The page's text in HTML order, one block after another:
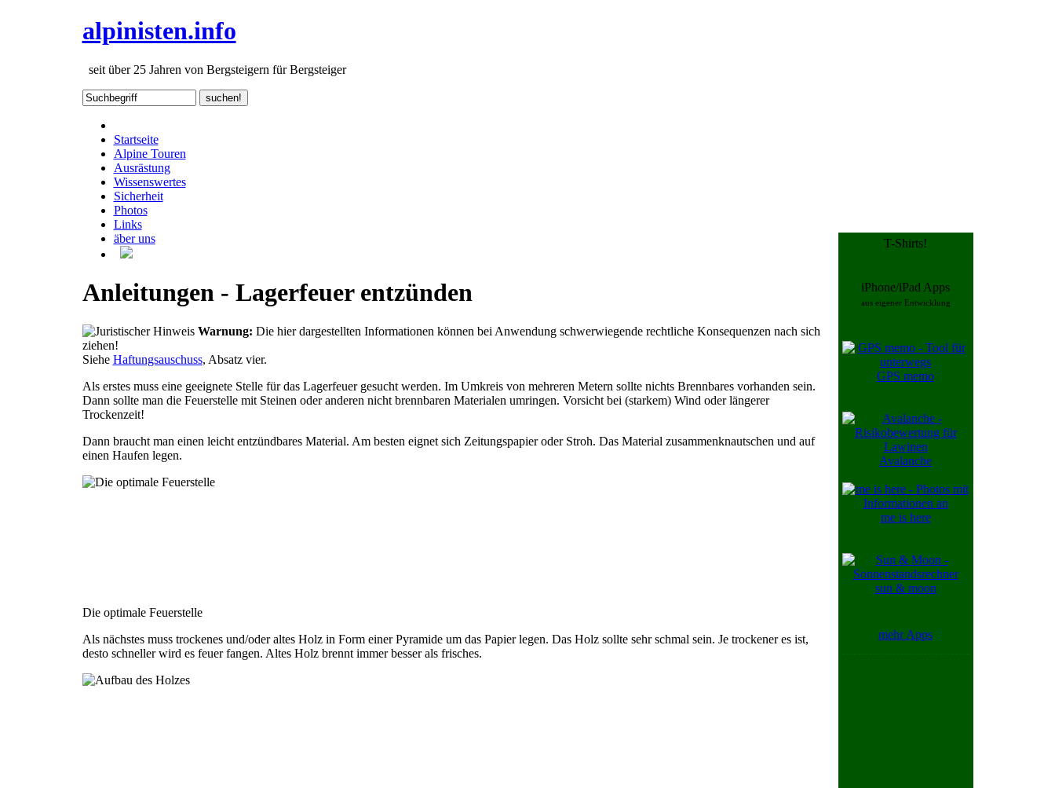
T-Shirts!
iPhone/iPad Apps
aus eigener Entwicklung
GPS memo
Avalanche
me is here
sun & moon
mehr Apps
alpinisten.info
seit über 25 Jahren von Bergsteigern für Bergsteiger
Startseite
Alpine Touren
Ausrästung
Wissenswertes
Sicherheit
Photos
Links
äber uns
Anleitungen - Lagerfeuer entzünden
Warnung: Die hier dargestellten Informationen können bei Anwendung schwerwiegende rechtliche Konsequenzen nach sich
ziehen!
Siehe Haftungsauschuss, Absatz vier.
Als erstes muss eine geeignete Stelle für das Lagerfeuer gesucht werden. Im Umkreis von mehreren Metern sollte nichts Brennbares vorhanden sein.
Dann sollte man die Feuerstelle mit Steinen oder anderen nicht brennbaren Materialen umringen. Vorsicht bei (starkem) Wind oder längerer
Trockenzeit!
Dann braucht man einen leicht entzündbares Material. Am besten eignet sich Zeitungspapier oder Stroh. Das Material zusammenknautschen und auf
einen Haufen legen.
Die optimale Feuerstelle
Als nächstes muss trockenes und/oder altes Holz in Form einer Pyramide um das Papier legen. Das Holz sollte sehr schmal sein. Je trockener es ist,
desto schneller wird es feuer fangen. Altes Holz brennt immer besser als frisches.